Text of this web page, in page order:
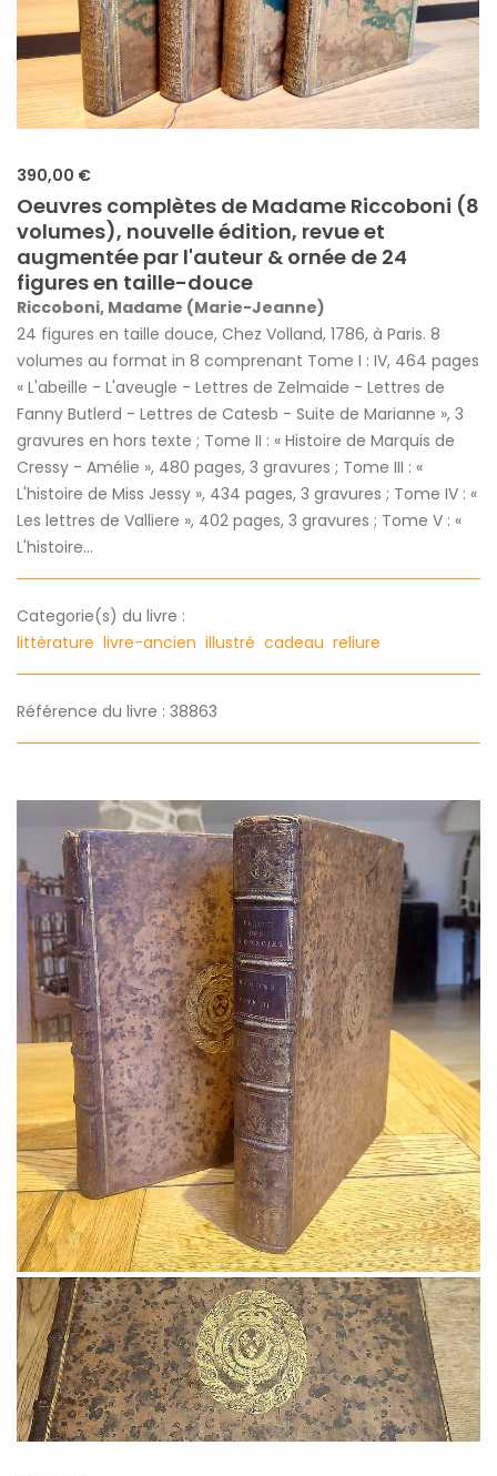
390,00 €
Oeuvres complètes de Madame Riccoboni (8
volumes), nouvelle édition, revue et
augmentée par l'auteur & ornée de 24
figures en taille-douce
Riccoboni, Madame (Marie-Jeanne)
24 figures en taille douce, Chez Volland, 1786, à Paris. 8
volumes au format in 8 comprenant Tome I : IV, 464 pages
« L'abeille - L'aveugle - Lettres de Zelmaide - Lettres de
Fanny Butlerd - Lettres de Catesb - Suite de Marianne », 3
gravures en hors texte ; Tome II : « Histoire de Marquis de
Cressy - Amélie », 480 pages, 3 gravures ; Tome III : «
L'histoire de Miss Jessy », 434 pages, 3 gravures ; Tome IV : «
Les lettres de Valliere », 402 pages, 3 gravures ; Tome V : «
L'histoire...
Categorie(s) du livre :
littérature livre-ancien illustré cadeau reliure
Référence du livre : 38863